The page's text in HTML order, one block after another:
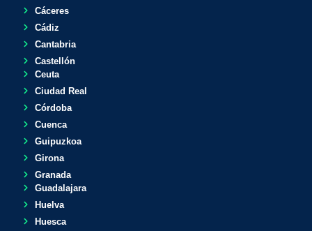
Cáceres
Cádiz
Cantabria
Castellón
Ceuta
Ciudad Real
Córdoba
Cuenca
Guipuzkoa
Girona
Granada
Guadalajara
Huelva
Huesca